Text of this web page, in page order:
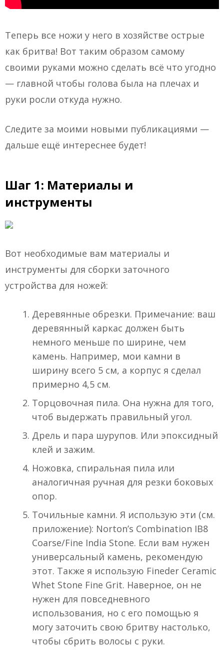
Теперь все ножи у него в хозяйстве острые
как бритва! Вот таким образом самому
своими руками можно сделать всё что угодно
— главной чтобы голова была на плечах и
руки росли откуда нужно.
Следите за моими новыми публикациями —
дальше ещё интереснее будет!
Шаг 1: Материалы и
инструменты
Вот необходимые вам материалы и
инструменты для сборки заточного
устройства для ножей:
Деревянные обрезки. Примечание: ваш
деревянный каркас должен быть
немного меньше по ширине, чем
камень. Например, мои камни в
ширину всего 5 см, а корпус я сделал
примерно 4,5 см.
Торцовочная пила. Она нужна для того,
чтоб выдержать правильный угол.
Дрель и пара шурупов. Или эпоксидный
клей и зажим.
Ножовка, спиральная пила или
аналогичная ручная для резки боковых
опор.
Точильные камни. Я использую эти (см.
приложение): Norton’s Combination IB8
Coarse/Fine India Stone. Если вам нужен
универсальный камень, рекомендую
этот. Также я использую Fineder Ceramic
Whet Stone Fine Grit. Наверное, он не
нужен для повседневного
использования, но с его помощью я
могу заточить свою бритву настолько,
чтобы сбрить волосы с руки.